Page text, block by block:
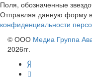
Поля, обозначенные
Отправляя данную форму
конфиденциальности
© ООО Медиа Группа
2026гг.